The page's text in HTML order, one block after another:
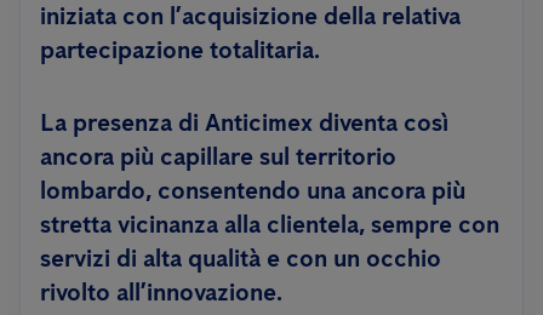
iniziata con l’acquisizione della relativa
partecipazione totalitaria.
La presenza di Anticimex diventa così
ancora più capillare sul territorio
lombardo, consentendo una ancora più
stretta vicinanza alla clientela, sempre con
servizi di alta qualità e con un occhio
rivolto all’innovazione.